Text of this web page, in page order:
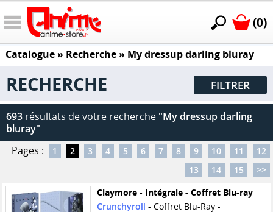
(0)
Catalogue» Recherche » My dressup darling bluray
RECHERCHE FILTRER
693 résultats de votre recherche "My dressup darling
bluray"
Pages :
1 2 3 4 5 6 7 8 9 10 11
12
13
14 15
>>
Claymore - Intégrale - Coffret Blu-ray
Crunchyroll - Coffret Blu-Ray -